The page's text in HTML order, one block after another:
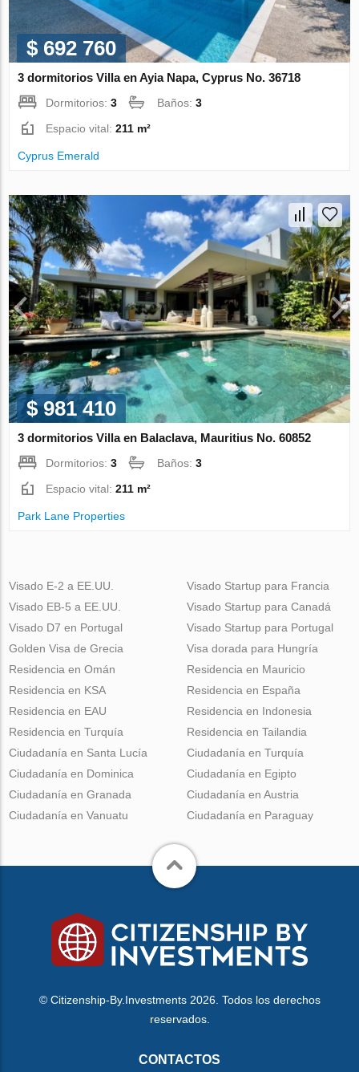
$ 692 760
3 dormitorios Villa en Ayia Napa, Cyprus No. 36718
Dormitorios:3 Baños:3
Espacio vital:211 m²
Cyprus Emerald
$ 981 410
3 dormitorios Villa en Balaclava, Mauritius No. 60852
Dormitorios:3 Baños:3
Espacio vital:211 m²
Park Lane Properties
Visado E-2 a EE.UU.
Visado EB-5 a EE.UU.
Visado D7 en Portugal
Golden Visa de Grecia
Visado Startup para Francia
Visado Startup para Canadá
Visado Startup para Portugal
Visa dorada para Hungría
Residencia en Omán
Residencia en KSA
Residencia en EAU
Residencia en Turquía
Residencia en Mauricio
Residencia en España
Residencia en Indonesia
Residencia en Tailandia
Ciudadanía en Santa Lucía
Ciudadanía en Dominica
Ciudadanía en Granada
Ciudadanía en Vanuatu
Ciudadanía en Turquía
Ciudadanía en Egipto
Ciudadanía en Austria
Ciudadanía en Paraguay
© Citizenship-By.Investments 2026. Todos los derechos
reservados.
CONTACTOS